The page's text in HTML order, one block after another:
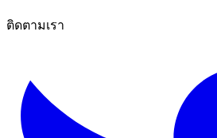
ติดตามเรา